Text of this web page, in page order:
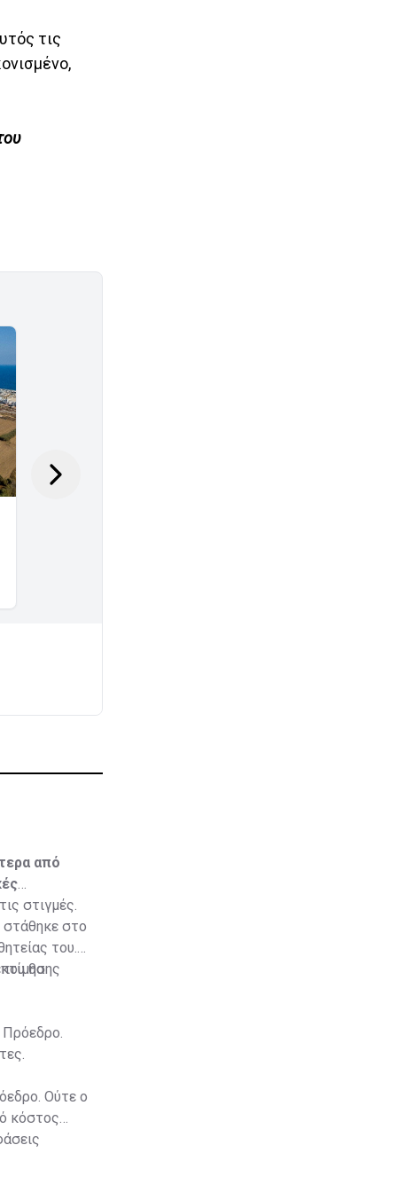
τις
από
στιγμές.
στο
του.
που θα
Ούτε ο
κόστος